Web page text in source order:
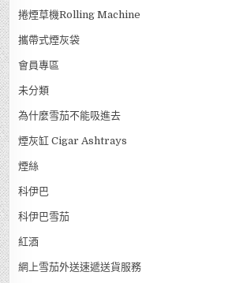
捲煙草機Rolling Machine
攜帶式煙灰袋
會員專區
未分類
為什麼雪茄不能吸進去
煙灰缸 Cigar Ashtrays
煙絲
科伊巴
科伊巴雪茄
紅酒
網上雪茄外送速遞送貨服務